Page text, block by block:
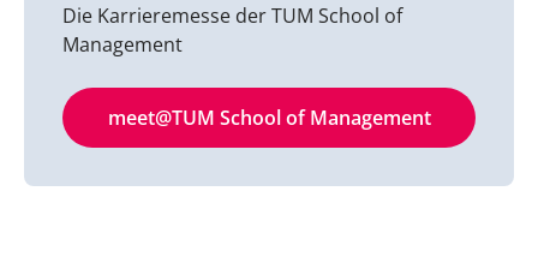
Die Karrieremesse der TUM School of
Management
meet@TUM School of Management